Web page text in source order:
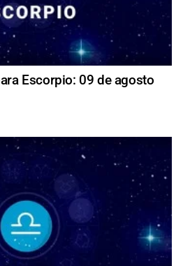
Escorpio: 09 de agosto